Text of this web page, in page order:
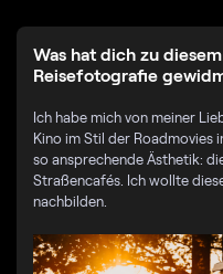
Was hat dich zu
Reisefotografie
Ich habe mich von meiner
Kino im Stil der Roadmovies
so ansprechende Ästhetik:
Straßencafés. Ich wollte
nachbilden.